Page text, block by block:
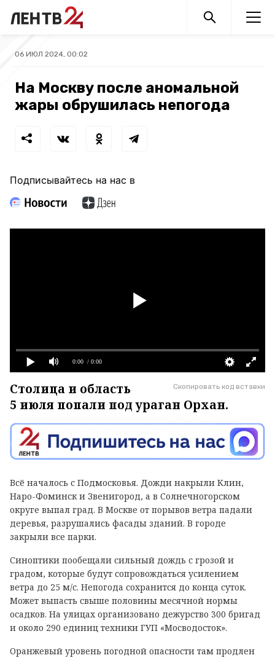
06 ИЮЛ 2024, 00:02
На Москву после аномальной
жары обрушилась непогода
Подписывайтесь на нас в
0:00 / 0:00
Скопировать код вставки
Столица и область
5 июля попали под ураган Орхан.
Всё началось с Подмосковья. Дожди накрыли Клин,
Наро-Фоминск и Звенигород, а в Солнечногорском
округе выпал град. В Москве от порывов ветра падали
деревья, разрушались фасады зданий. В городе
закрыли все парки.
Синоптики пообещали сильный дождь с грозой и
градом, которые будут сопровождаться усилением
ветра до 25 м/с. Непогода сохранится до конца суток.
Может выпасть свыше половины месячной нормы
осадков. На улицах организовано дежурство 300 бригад
и около 290 единиц техники ГУП «Мосводосток».
Оранжевый уровень погодной опасности там продлен